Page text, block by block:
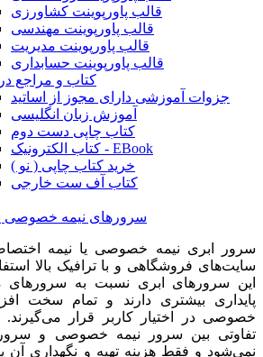
قالب پاورپوینت کشاورزی
قالب پاورپوینت مهندسی
قالب پاورپوینت مدیریت
قالب پاورپوینت حسابداری
کتاب و مراجع
جزوات آموزشی دارای مجوز از اساتید
آموزش زبان انگلیسی
کتاب چاپی دست دوم
کتاب الکترونیک - EBook
خرید کتاب چاپی ( نو )
کتاب آف ست خارجی
سرورهای نیمه خصوصی
سرور ابری نیمه خصوصی یا نیمه
سایت‌های فروشگاهی و با ترافیک بالا
این سرورهای ابری نسبت به
پایداری بیشتری دارند و تمام سخت
خصوصی در اختیار کاربر قرار می‌گیرند.
تفاوتی بین سرور نیمه خصوصی و
نمی‌شود و فقط هزینه تهیه و نگهداری آن